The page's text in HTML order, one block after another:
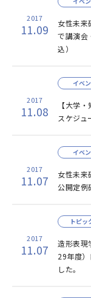
2017
11.09
女性未
で講演会
込）
2017
11.08
【大学
スケジュ
イベ
2017
11.07
女性未
公開定例
イベ
2017
11.07
造形表現
29年度
した。
トピッ